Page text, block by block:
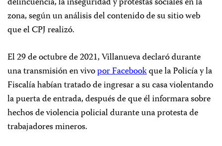
zona, según un análisis del contenido de su sitio web
que el CPJ realizó.
El 29 de octubre de 2021, Villanueva declaró durante
una transmisión en vivopor Facebookque la Policía y la
Fiscalía habían tratado de ingresar a su casa violentando
la puerta de entrada, después de que él informara sobre
hechos de violencia policial durante una protesta de
trabajadores mineros.